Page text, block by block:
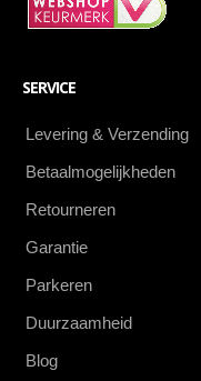
SERVICE
Levering & Verzending
Betaalmogelijkheden
Retourneren
Garantie
Parkeren
Duurzaamheid
Blog